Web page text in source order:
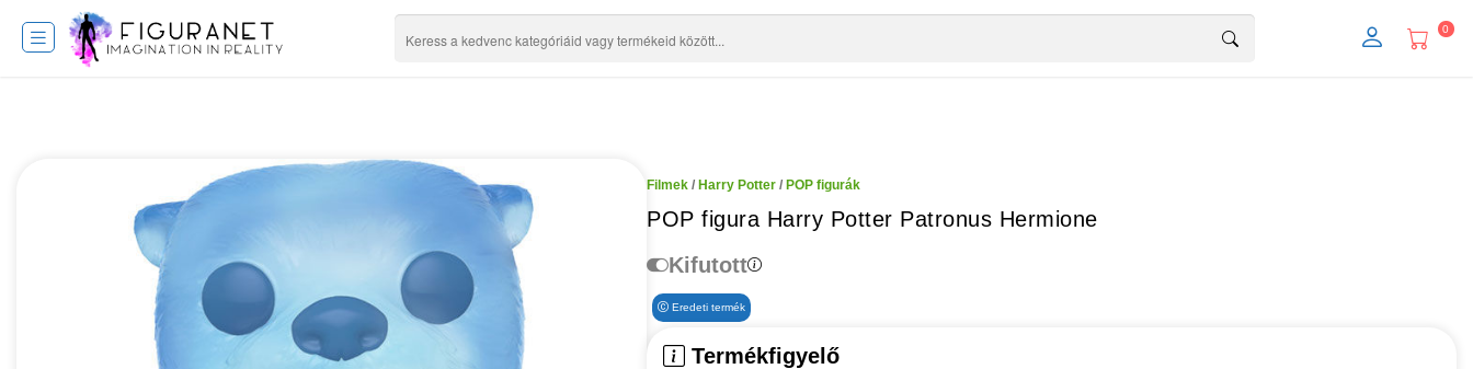
0
Filmek / Harry Potter / POP figurák
POP figura Harry Potter Patronus Hermione
Kifutott
Eredeti termék
Termékfigyelő